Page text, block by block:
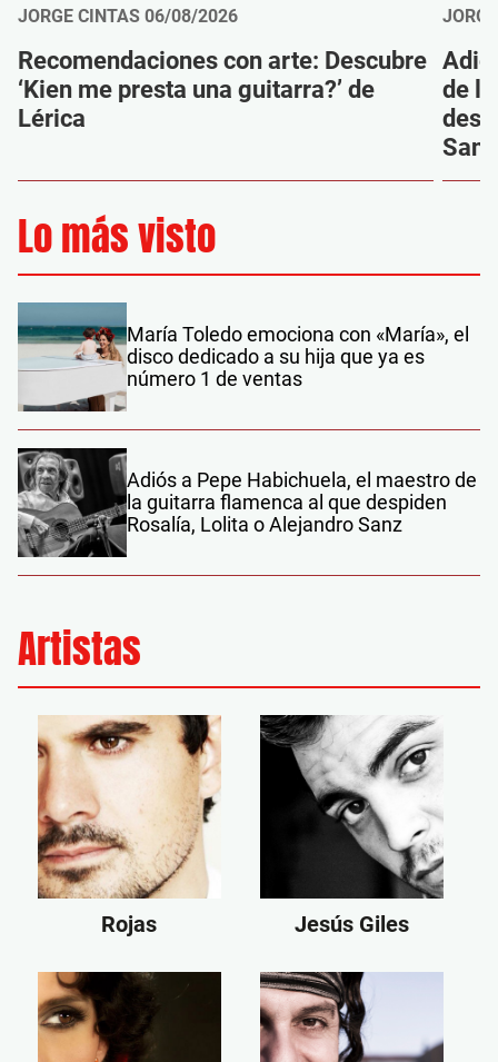
JORGE CINTAS 06/08/2026
Recomendaciones con arte: Descubre
‘Kien me presta una guitarra?’ de
Lérica
de
Sanz
Lo más visto
María Toledo emociona con «María», el
disco dedicado a su hija que ya es
número 1 de ventas
Adiós a Pepe Habichuela, el maestro de
la guitarra flamenca al que despiden
Rosalía, Lolita o Alejandro Sanz
Artistas
Rojas Jesús Giles